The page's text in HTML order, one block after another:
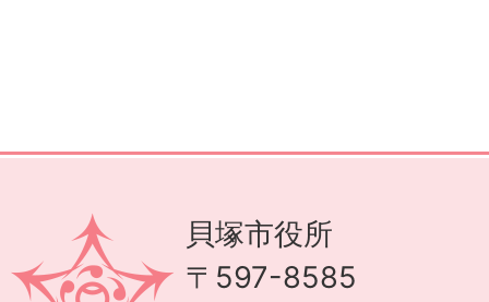
貝塚市役所
〒597-8585